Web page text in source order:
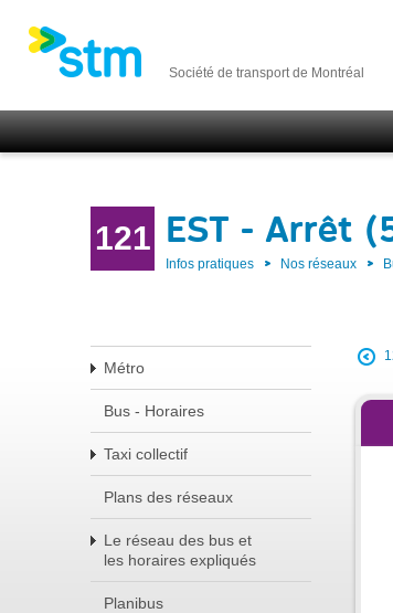
Société de transport de Montréal
121 EST - Arrêt
Infos pratiques Nos réseaux
Métro
Bus - Horaires
Taxi collectif
Plans des réseaux
Le réseau des bus et
les horaires expliqués
Planibus